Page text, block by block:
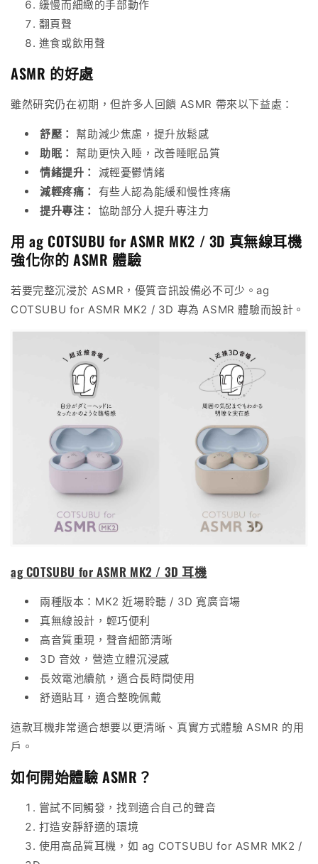
緩慢而細緻的手部動作
翻頁聲
進食或飲用聲
ASMR 的好處
雖然研究仍在初期，但許多人回饋 ASMR 帶來以下益處：
舒壓： 幫助減少焦慮，提升放鬆感
助眠： 幫助更快入睡，改善睡眠品質
情緒提升： 減輕憂鬱情緒
減輕疼痛： 有些人認為能緩和慢性疼痛
提升專注： 協助部分人提升專注力
用ag COTSUBU for ASMR MK2 / 3D 真無線耳機
強化你的 ASMR 體驗
若要完整沉浸於 ASMR，優質音訊設備必不可少。ag
COTSUBU for ASMR MK2 / 3D 專為 ASMR 體驗而設計。
ag COTSUBU for ASMR MK2 / 3D 耳機
兩種版本：MK2 近場聆聽 / 3D 寬廣音場
真無線設計，輕巧便利
高音質重現，聲音細節清晰
3D 音效，營造立體沉浸感
長效電池續航，適合長時間使用
舒適貼耳，適合整晚佩戴
這款耳機非常適合想要以更清晰、真實方式體驗 ASMR 的用
戶。
如何開始體驗 ASMR？
嘗試不同觸發，找到適合自己的聲音
打造安靜舒適的環境
使用高品質耳機，如 ag COTSUBU for ASMR MK2 /